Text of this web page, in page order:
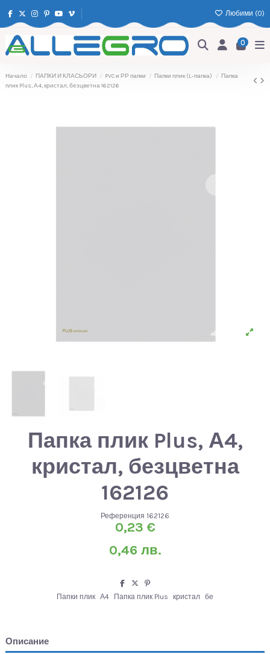
Любими (0)
0
Начало ПАПКИ И КЛАСЬОРИ PVC и РР папки Папки плик (L-папка)
Папка
плик Plus, А4, кристал, безцветна 162126
Папка плик Plus, А4,
кристал, безцветна
162126
Референция 162126
0,23 €
0,46 лв.
Папки плик А4 Папка плик Plus кристал бе
Описание